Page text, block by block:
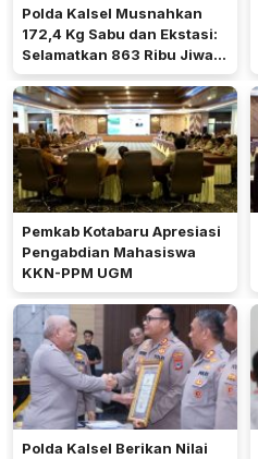
Polda Kalsel Musnahkan
172,4 Kg Sabu dan Ekstasi:
Selamatkan 863 Ribu Jiwa
dan Hemat Biaya Rehab Rp.
4,3 Triliun
Pemkab Kotabaru Apresiasi
Pengabdian Mahasiswa
KKN-PPM UGM
Polda Kalsel Berikan Nilai